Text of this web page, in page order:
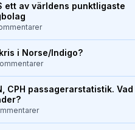
ett av världens punktligaste
i Norse/Indigo?
CPH passagerarstatistik. Vad